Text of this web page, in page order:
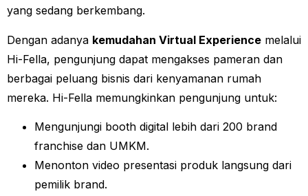
yang sedang berkembang.
Dengan adanya kemudahan Virtual Experience melalui
Hi-Fella, pengunjung dapat mengakses pameran dan
berbagai peluang bisnis dari kenyamanan rumah
mereka. Hi-Fella memungkinkan pengunjung untuk:
Mengunjungi booth digital lebih dari 200 brand
franchise dan UMKM.
Menonton video presentasi produk langsung dari
pemilik brand.